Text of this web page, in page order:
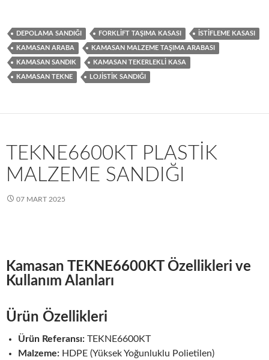
DEPOLAMA SANDIĞI FORKLIFT TAŞIMA KASASI ISTIFLEME KASASI
KAMASAN ARABA KAMASAN MALZEME TAŞIMA ARABASI
KAMASAN SANDIK KAMASAN TEKERLEKLI KASA
KAMASAN TEKNE LOJISTIK SANDIĞI
TEKNE6600KT PLASTIK
MALZEME SANDIĞI
07 MART 2025
Kamasan TEKNE6600KT Özellikleri ve
Kullanım Alanları
Ürün Özellikleri
Ürün Referansı: TEKNE6600KT
Malzeme: HDPE (Yüksek Yoğunluklu Polietilen)